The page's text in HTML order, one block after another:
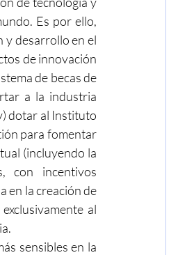
Es por ello,
y desarrollo en el
de innovación
de becas de
a la industria
dotar al Instituto
para fomentar
(incluyendo la
con incentivos
en la creación de
al
sensibles en la